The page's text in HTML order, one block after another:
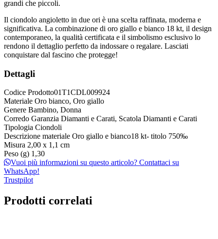
grandi che piccoli.
Il ciondolo angioletto in due ori è una scelta raffinata, moderna e
significativa. La combinazione di oro giallo e bianco 18 kt, il design
contemporaneo, la qualità certificata e il simbolismo esclusivo lo
rendono il dettaglio perfetto da indossare o regalare. Lasciati
conquistare dal fascino che protegge!
Dettagli
Codice Prodotto01T1CDL009924
Materiale Oro bianco, Oro giallo
Genere Bambino, Donna
Corredo Garanzia Diamanti e Carati, Scatola Diamanti e Carati
Tipologia Ciondoli
Descrizione materiale Oro giallo e bianco18 kt- titolo 750‰
Misura 2,00 x 1,1 cm
Peso (g) 1,30
Vuoi più informazioni su questo articolo? Contattaci su
WhatsApp!
Trustpilot
Prodotti correlati